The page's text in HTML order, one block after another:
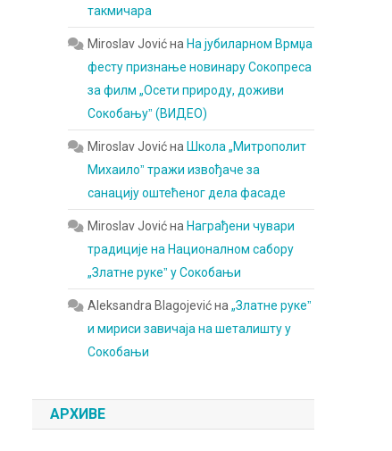
такмичара
Miroslav Jovićна На јубиларном Врмџа
фесту признање новинару Сокопреса
за филм „Осети природу, доживи
Сокобањуˮ (ВИДЕО)
Miroslav Jovićна Школа „Митрополит
Михаилоˮ тражи извођаче за
санацију оштећеног дела фасаде
Miroslav Jovićна Награђени чувари
традиције на Националном сабору
„Златне рукеˮ у Сокобањи
Aleksandra Blagojevićна„Златне рукеˮ
и мириси завичаја на шеталишту у
Сокобањи
АРХИВЕ